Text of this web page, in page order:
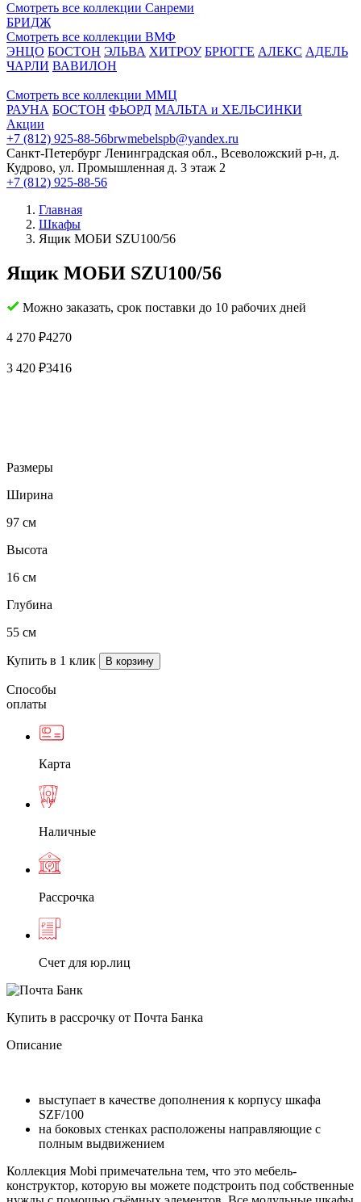
Смотреть все коллекции Санреми
БРИДЖ
Смотреть все коллекции ВМФ
ЭНЦО БОСТОН ЭЛЬВА ХИТРОУ БРЮГГЕ АЛЕКС АДЕЛЬ
ЧАРЛИ ВАВИЛОН
Смотреть все коллекции ММЦ
РАУНА БОСТОН ФЬОРД МАЛЬТА и ХЕЛЬСИНКИ
Акции
+7 (812) 925-88-56brwmebelspb@yandex.ru
Санкт-Петербург Ленинградская обл., Всеволожский р-н, д.
Кудрово, ул. Промышленная д. 3 этаж 2
+7 (812) 925-88-56
Главная
Шкафы
Ящик MOБИ SZU100/56
Ящик MOБИ SZU100/56
Можно заказать, срок поставки до 10 рабочих дней
4 270 ₽4270
3 420 ₽3416
Размеры
Ширина
97 см
Высота
16 см
Глубина
55 см
Купить в 1 клик
Способы
оплаты
Карта
Наличные
Рассрочка
Счет для юр.лиц
Купить в рассрочку от Почта Банка
Описание
выступает в качестве дополнения к корпусу шкафа
SZF/100
на боковых стенках расположены направляющие с
полным выдвижением
Коллекция Mobi примечательна тем, что это мебель-
конструктор, которую вы можете подстроить под собственные